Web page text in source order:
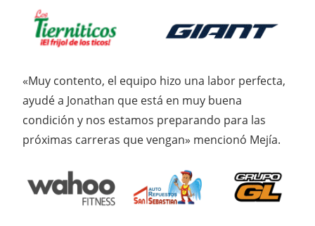
«Muy contento, el equipo hizo una labor perfecta,
ayudé a Jonathan que está en muy buena
condición y nos estamos preparando para las
próximas carreras que vengan» mencionó Mejía.